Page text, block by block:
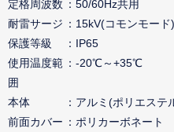
定格周波数
50/60Hz共用
耐雷サージ
15kV(コモンモード)
保護等級
IP65
使用温度範
囲
-20℃～+35℃
本体
アルミ(ポリエステ
前面カバー
ポリカーボネート